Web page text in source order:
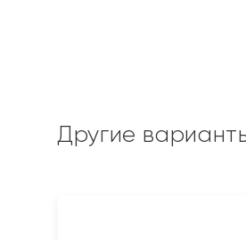
Другие